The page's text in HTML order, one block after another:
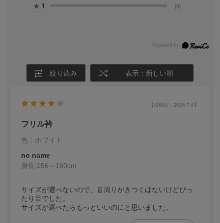
★ 1 (0)
絞り込み 表示：新しい順
【投稿日：2026.7.4】
フリル衿
色：ホワイト
no name
身長:156～160cm
サイズが選べないので、首周りがきつくはないけどぴっ
たり目でした。
サイズが選べたらもっといいのにと思いました。